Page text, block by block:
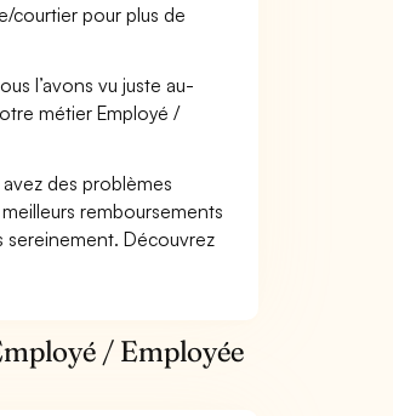
courtier pour plus de
l’avons vu juste au-
métier Employé /
des problèmes
remboursements
sereinement. Découvrez
/ Employée